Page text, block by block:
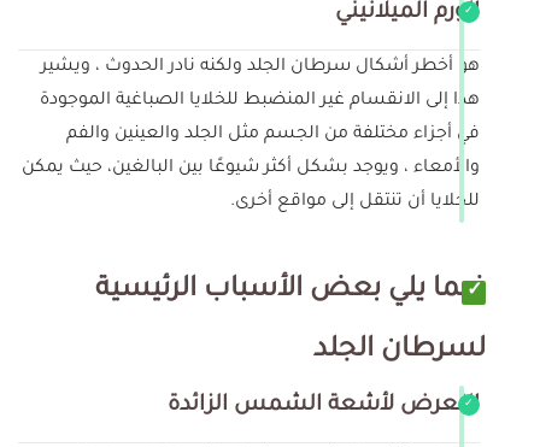
الورم الميلانيني
هو أخطر أشكال سرطان الجلد ولكنه نادر الحدوث ، ويشير
هذا إلى الانقسام غير المنضبط للخلايا الصباغية الموجودة
في أجزاء مختلفة من الجسم مثل الجلد والعينين والفم
والأمعاء ، ويوجد بشكل أكثر شيوعًا بين البالغين، حيث يمكن
للخلايا أن تنتقل إلى مواقع أخرى.
فيما يلي بعض الأسباب الرئيسية
لسرطان الجلد
التعرض لأشعة الشمس الزائدة